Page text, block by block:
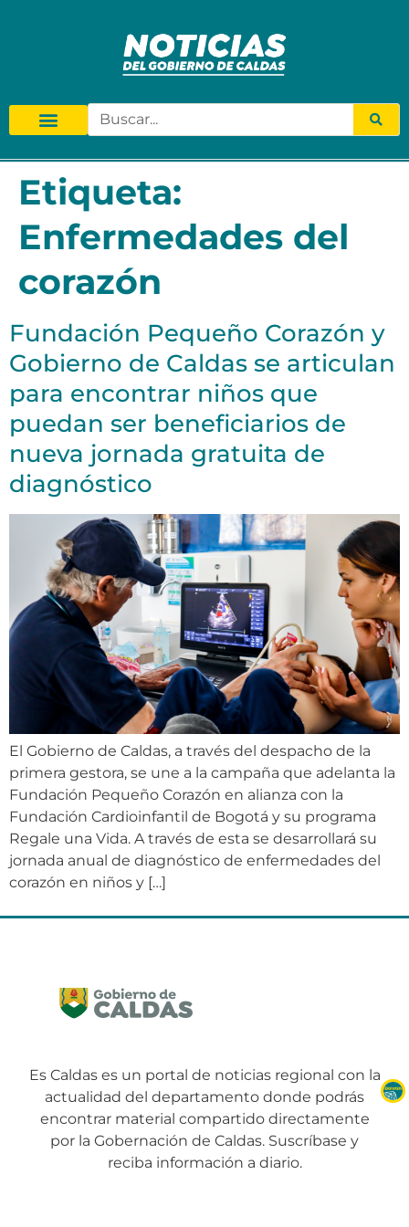
Etiqueta:
Enfermedades del
corazón
Fundación Pequeño Corazón y
Gobierno de Caldas se articulan
para encontrar niños que
puedan ser beneficiarios de
nueva jornada gratuita de
diagnóstico
El Gobierno de Caldas, a través del despacho de la
primera gestora, se une a la campaña que adelanta la
Fundación Pequeño Corazón en alianza con la
Fundación Cardioinfantil de Bogotá y su programa
Regale una Vida. A través de esta se desarrollará su
jornada anual de diagnóstico de enfermedades del
corazón en niños y […]
Es Caldas es un portal de noticias regional con la
actualidad del departamento donde podrás
encontrar material compartido directamente
por la Gobernación de Caldas. Suscríbase y
reciba información a diario.